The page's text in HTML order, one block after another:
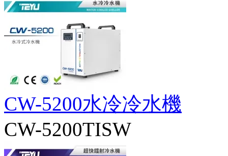
CW-5200水冷冷水機
CW-5200TISW